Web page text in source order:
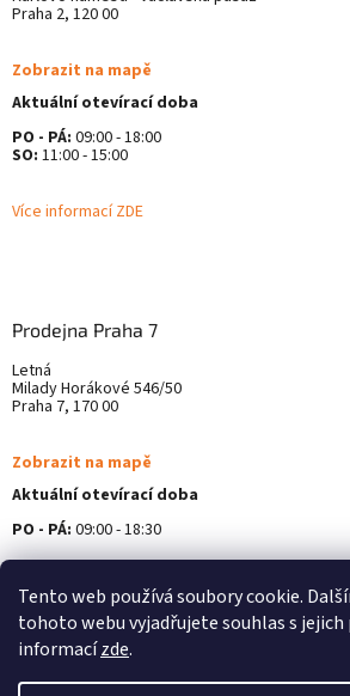
Tento web používá soubory cookie.
tohoto webu vyjadřujete souhlas s jejich
informacízde.
Praha 2, 120 00
Zobrazit na mapě
Aktuální otevírací doba
PO - PÁ: 09:00 - 18:00
SO: 11:00 - 15:00
Více informací ZDE
Prodejna Praha 7
Letná
Milady Horákové 546/50
Praha 7, 170 00
Zobrazit na mapě
Aktuální otevírací doba
PO - PÁ: 09:00 - 18:30
Více informací ZDE